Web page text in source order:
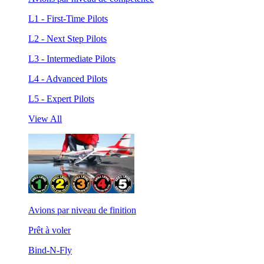
L1 - First-Time Pilots
L2 - Next Step Pilots
L3 - Intermediate Pilots
L4 - Advanced Pilots
L5 - Expert Pilots
View All
Avions par niveau de finition
Prêt à voler
Bind-N-Fly